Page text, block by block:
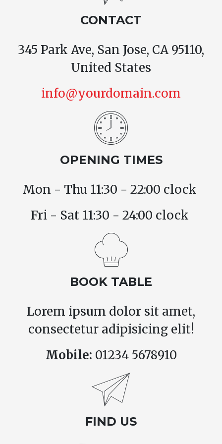
CONTACT
345 Park Ave, San Jose, CA 95110,
United States
info@yourdomain.com
OPENING TIMES
Mon - Thu 11:30 - 22:00 clock
Fri - Sat 11:30 - 24:00 clock
BOOK TABLE
Lorem ipsum dolor sit amet,
consectetur adipisicing elit!
Mobile: 01234 5678910
FIND US